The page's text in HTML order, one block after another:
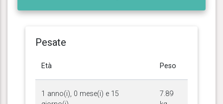
Pesate
Età Peso
1 anno(i), 0 mese(i) e 15
7.89